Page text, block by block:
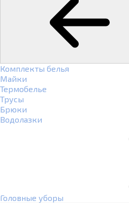
Комплекты белья
Майки
Термобелье
Трусы
Брюки
Водолазки
Головные уборы